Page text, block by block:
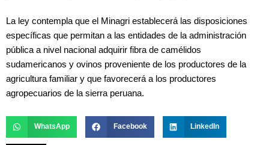
La ley contempla que el Minagri establecerá las disposiciones
específicas que permitan a las entidades de la administración
pública a nivel nacional adquirir fibra de camélidos
sudamericanos y ovinos proveniente de los productores de la
agricultura familiar y que favorecerá a los productores
agropecuarios de la sierra peruana.
WhatsApp Facebook LinkedIn